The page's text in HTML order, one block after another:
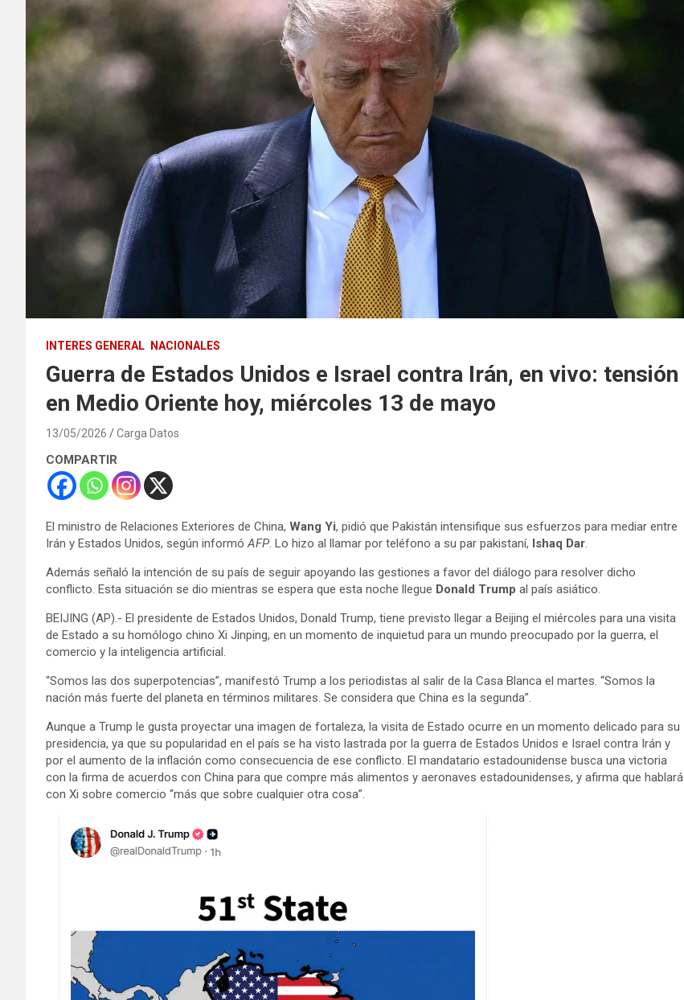
INTERES GENERAL NACIONALES
Guerra de Estados Unidos e Israel contra Irán, en vivo: tensión
en Medio Oriente hoy, miércoles 13 de mayo
13/05/2026 Carga Datos
COMPARTIR
El ministro de Relaciones Exteriores de China, Wang Yi, pidió que Pakistán intensifique sus esfuerzos para mediar entre
Irán y Estados Unidos, según informóAFP. Lo hizo al llamar por teléfono a su par pakistaní, Ishaq Dar.
Además señaló la intención de su país de seguir apoyando las gestiones a favor del diálogo para resolver dicho
conflicto. Esta situación se dio mientras se espera que esta noche llegue Donald Trump al país asiático.
BEIJING (AP).- El presidente de Estados Unidos, Donald Trump, tiene previsto llegar a Beijing el miércoles para una visita
de Estado a su homólogo chino Xi Jinping, en un momento de inquietud para un mundo preocupado por la guerra, el
comercio y la inteligencia artificial.
“Somos las dos superpotencias”, manifestó Trump a los periodistas al salir de la Casa Blanca el martes. “Somos la
nación más fuerte del planeta en términos militares. Se considera que China es la segunda”.
Aunque a Trump le gusta proyectar una imagen de fortaleza, la visita de Estado ocurre en un momento delicado para su
presidencia, ya que su popularidad en el país se ha visto lastrada por la guerra de Estados Unidos e Israel contra Irán y
por el aumento de la inflación como consecuencia de ese conflicto. El mandatario estadounidense busca una victoria
con la firma de acuerdos con China para que compre más alimentos y aeronaves estadounidenses, y afirma que hablará
con Xi sobre comercio “más que sobre cualquier otra cosa”.